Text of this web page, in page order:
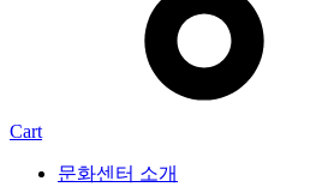
Cart
문화센터 소개